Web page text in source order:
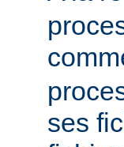
ses